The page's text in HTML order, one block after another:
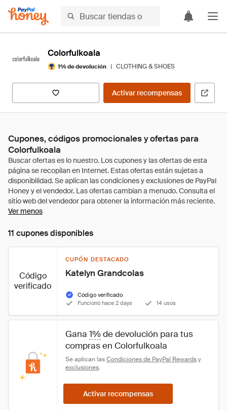
Colorfulkoala
1% de devolución | CLOTHING & SHOES
Activar recompensas
Cupones, códigos promocionales y ofertas para
Colorfulkoala
Ver menos
11 cupones disponibles
Código
verificado
CUPÓN DESTACADO
Katelyn Grandcolas
Código verificado
Funcionó hace 2 days
14 usos
Gana 1% de devolución para tus
compras en Colorfulkoala
Se aplican las Condiciones de PayPal Rewards y
exclusiones.
Activar recompensas